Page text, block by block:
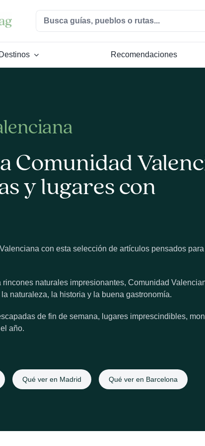
Buscar:
Destinos Recomendaciones
Comunidad
y lugares con
con esta selección de artículos pensados
naturales impresionantes, Comunidad
naturaleza, la historia y la buena gastronomía.
de fin de semana, lugares imprescindibles,
año.
Qué ver en Madrid Qué ver en Barcelona